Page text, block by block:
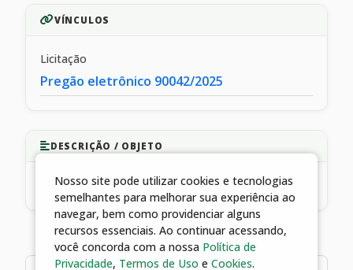
VÍNCULOS
Licitação
Pregão eletrônico 90042/2025
DESCRIÇÃO / OBJETO
CONTRATO N° 195/2025
Nosso site pode utilizar cookies e tecnologias
semelhantes para melhorar sua experiência ao
navegar, bem como providenciar alguns
recursos essenciais. Ao continuar acessando,
você concorda com a nossa Política de
Privacidade, Termos de Uso e Cookies.